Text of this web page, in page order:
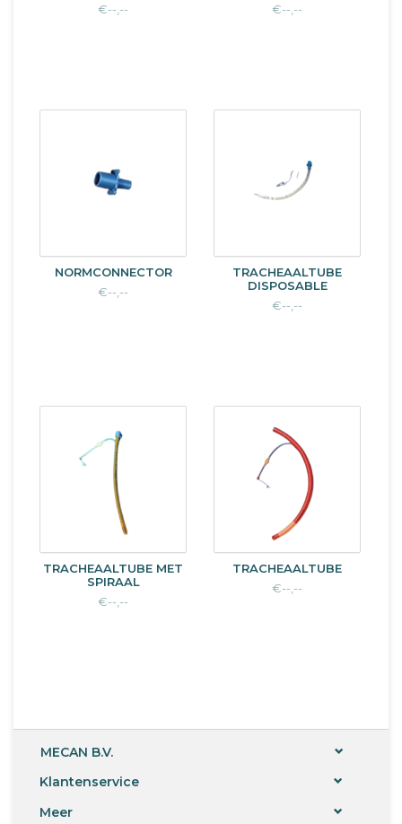
€--,--
€--,--
NORMCONNECTOR
€--,--
TRACHEAALTUBE
DISPOSABLE
€--,--
TRACHEAALTUBE MET
SPIRAAL
€--,--
TRACHEAALTUBE
€--,--
MECAN B.V.
Klantenservice
Meer